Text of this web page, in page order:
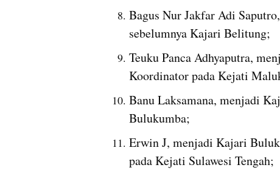
Bagus Nur Jakfar Adi
sebelumnya Kajari Belitung;
Teuku Panca Adhyaputra,
Koordinator pada Kejati
Banu Laksamana, menjadi
Bulukumba;
Erwin J, menjadi Kajari
pada Kejati Sulawesi Tengah;